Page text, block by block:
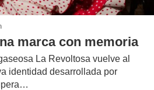
marca con memoria
La Revoltosa vuelve al
identidad desarrollada por